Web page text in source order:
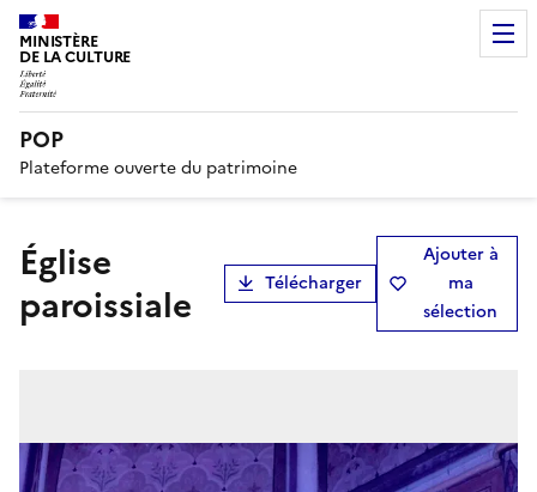
MINISTÈRE
DE LA CULTURE
POP
Plateforme ouverte du patrimoine
église
paroissiale
Télécharger
Ajouter à
ma
sélection